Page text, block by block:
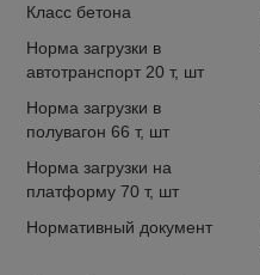
Класс бетона
Норма загрузки в
автотранспорт 20 т, шт
Норма загрузки в
полувагон 66 т, шт
Норма загрузки на
платформу 70 т, шт
Нормативный документ